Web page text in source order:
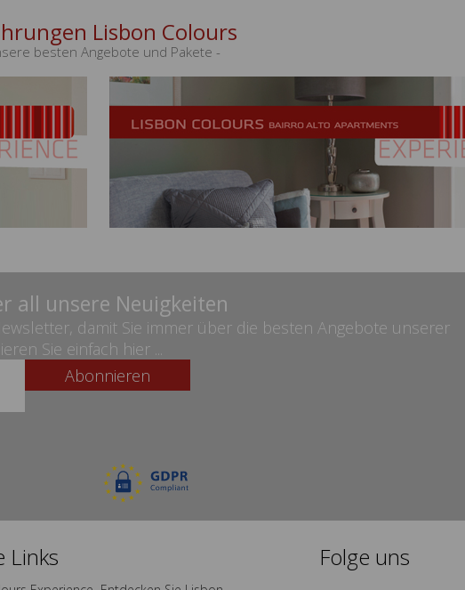
Lisbon Colours
besten Angebote und Pakete -
all unsere Neuigkeiten
damit Sie immer über die besten Angebote unserer
Sie einfach hier ...
Abonnieren
Links Folge uns